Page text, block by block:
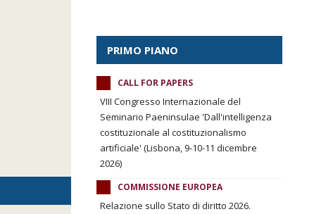
PRIMO PIANO
CALL FOR PAPERS
VIII Congresso Internazionale del
Seminario Paeninsulae 'Dall'intelligenza
costituzionale al costituzionalismo
artificiale' (Lisbona, 9-10-11 dicembre
2026)
COMMISSIONE EUROPEA
Relazione sullo Stato di diritto 2026.